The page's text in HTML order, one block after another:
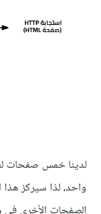
لدينا خمس صفحات
واحد، لذا سيركز